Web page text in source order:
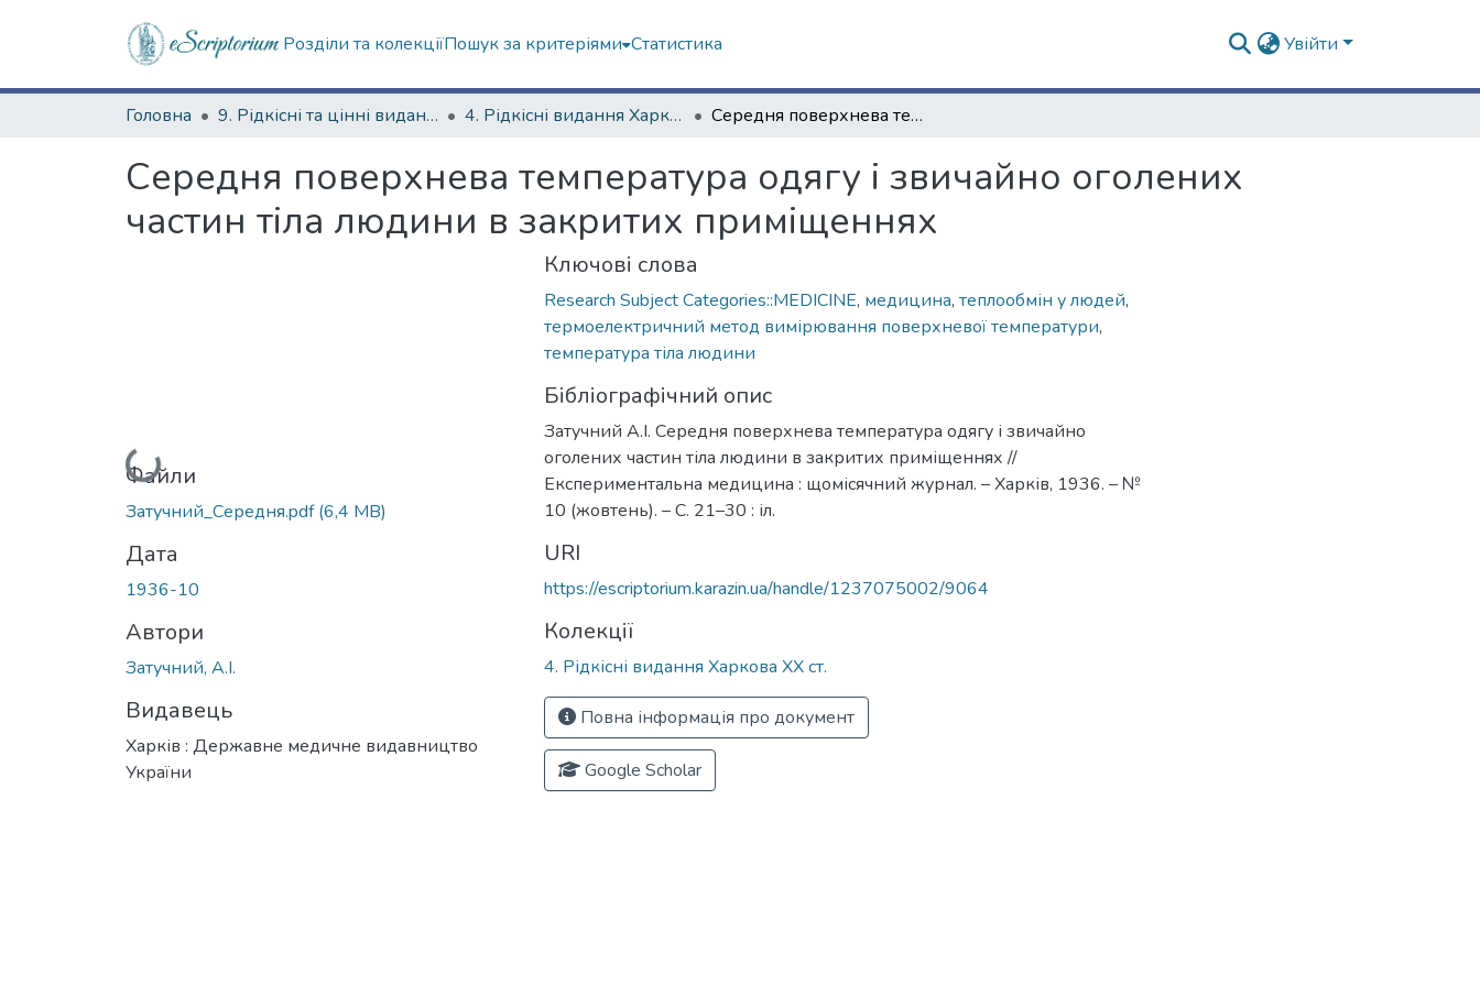
Розділи та колекціїПошук за критеріями Статистика Увійти
Головна 9. Рідкісні та цінні видання 4. Рідкісні видання Харкова ХХ ст. Середня поверхнева температура одягу і звичайно оголених частин тіла людини в закритих приміщеннях
Середня поверхнева температура одягу і звичайно оголених
частин тіла людини в закритих приміщеннях
Вантажиться...
Файли
Затучний_Середня.pdf(6,4 MB)
Дата
1936-10
Автори
Затучний, А.І.
Видавець
Харків : Державне медичне видавництво
України
Ключові слова
Research Subject Categories::MEDICINE, медицина, теплообмін у людей,
термоелектричний метод вимірювання поверхневої температури,
температура тіла людини
Бібліографічний опис
Затучний А.І. Середня поверхнева температура одягу і звичайно
оголених частин тіла людини в закритих приміщеннях //
Експериментальна медицина : щомісячний журнал. – Харків, 1936. – №
10 (жовтень). – С. 21–30 : іл.
URI
https://escriptorium.karazin.ua/handle/1237075002/9064
Колекції
4. Рідкісні видання Харкова ХХ ст.
Повна інформація про документ
Google Scholar